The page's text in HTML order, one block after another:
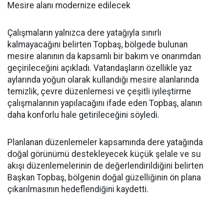
Mesire alanı modernize edilecek
Çalışmaların yalnızca dere yatağıyla sınırlı
kalmayacağını belirten Topbaş, bölgede bulunan
mesire alanının da kapsamlı bir bakım ve onarımdan
geçirileceğini açıkladı. Vatandaşların özellikle yaz
aylarında yoğun olarak kullandığı mesire alanlarında
temizlik, çevre düzenlemesi ve çeşitli iyileştirme
çalışmalarının yapılacağını ifade eden Topbaş, alanın
daha konforlu hale getirileceğini söyledi.
Planlanan düzenlemeler kapsamında dere yatağında
doğal görünümü destekleyecek küçük şelale ve su
akışı düzenlemelerinin de değerlendirildiğini belirten
Başkan Topbaş, bölgenin doğal güzelliğinin ön plana
çıkarılmasının hedeflendiğini kaydetti.